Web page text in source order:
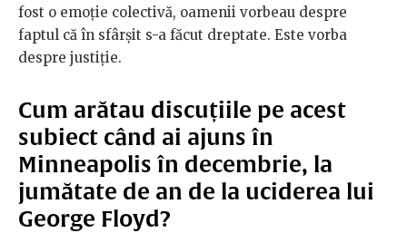
fost o emoție colectivă, oamenii vorbeau despre
faptul că în sfârșit s-a făcut dreptate. Este vorba
despre justiție.
Cum arătau discuțiile pe acest
subiect când ai ajuns în
Minneapolis în decembrie, la
jumătate de an de la uciderea lui
George Floyd?